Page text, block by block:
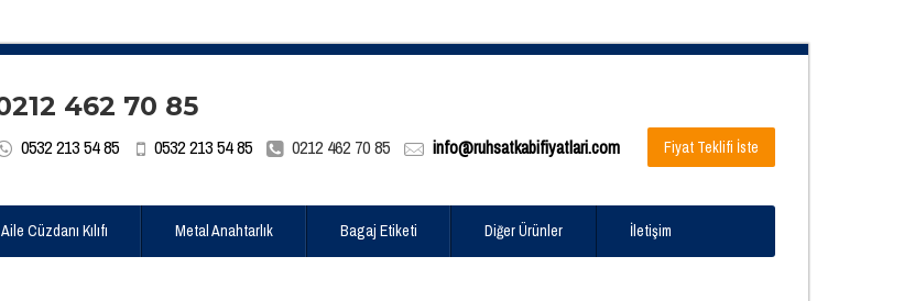
0532 213 54 85 0532 213 54 85 0212 462 70 85 info@ruhsatkabifiyatlari.com Fiyat Teklifi İste
Aile Cüzdanı Kılıfı Metal Anahtarlık Bagaj Etiketi Diğer Ürünler İletişim